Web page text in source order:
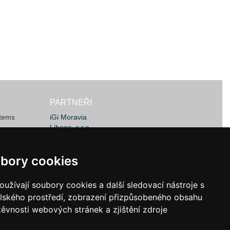
cookies
soubory cookies a další sledovací nástroje s
prostředí, zobrazení přizpůsobeného obsahu
webových stránek a zjištění zdroje
cookies
soubory cookies a další sledovací nástroje s
prostředí, zobrazení přizpůsobeného obsahu
webových stránek a zjištění zdroje
PARTNEŘI
iGi Moravia
Libeos, s.r.o.